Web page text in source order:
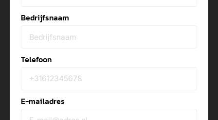
Bedrijfsnaam
Telefoon
E-mailadres